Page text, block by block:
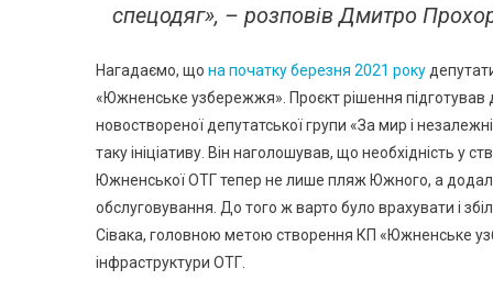
спецодяг», – розповів Дмитро
Нагадаємо, що на початку березня 2021 року
«Южненське узбережжя». Проєкт рішення підготував
новоствореної депутатської групи «За мир і
таку ініціативу. Він наголошував, що необхідність у
Южненської ОТГ тепер не лише пляж Южного, а
обслуговування. До того ж варто було врахувати і
Сівака, головною метою створення КП «Южненське
інфраструктури ОТГ.